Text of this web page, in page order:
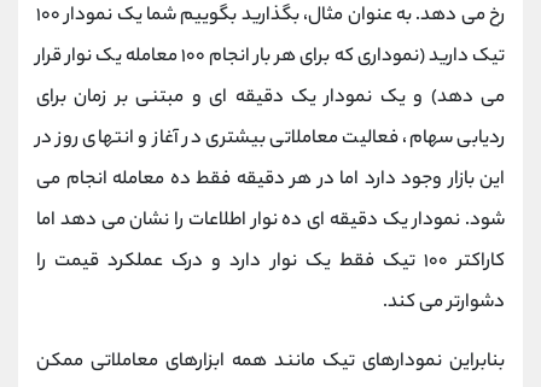
رخ می دهد. به عنوان مثال، بگذارید بگوییم شما یک نمودار ۱۰۰
تیک دارید (نموداری که برای هر بار انجام ۱۰۰ معامله یک نوار قرار
می دهد) و یک نمودار یک دقیقه ای و مبتنی بر زمان برای
ردیابی سهام، فعالیت معاملاتی بیشتری در آغاز و انتهای روز در
این بازار وجود دارد اما در هر دقیقه فقط ده معامله انجام می
شود. نمودار یک دقیقه ای ده نوار اطلاعات را نشان می دهد اما
کاراکتر ۱۰۰ تیک فقط یک نوار دارد و درک عملکرد قیمت را
دشوارتر می کند.
بنابراین نمودارهای تیک مانند همه ابزارهای معاملاتی ممکن